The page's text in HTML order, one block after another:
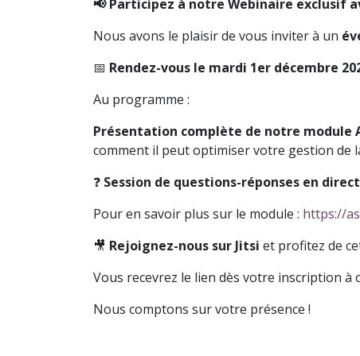
📢 Participez à notre Webinaire exclusif
Nous avons le plaisir de vous inviter à un
📅 Rendez-vous le mardi 1er décembre
Au programme :
Présentation complète de notre module
comment il peut optimiser votre gestion de
❓ Session de questions-réponses en direct
Pour en savoir plus sur le module : https://
🎥 Rejoignez-nous sur Jitsi et profitez de
Vous recevrez le lien dès votre inscription à
Nous comptons sur votre présence !